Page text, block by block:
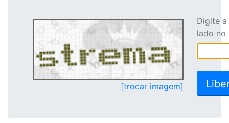
[trocar imagem]
Digite
lado no